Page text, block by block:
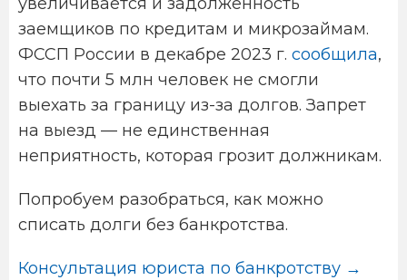
заемщиков по кредитам и микрозаймам.
ФССП России в декабре 2023 г. сообщила,
что почти 5 млн человек не смогли
выехать за границу из-за долгов. Запрет
на выезд — не единственная
неприятность, которая грозит должникам.
Попробуем разобраться, как можно
списать долги без банкротства.
Консультация юриста по банкротству →